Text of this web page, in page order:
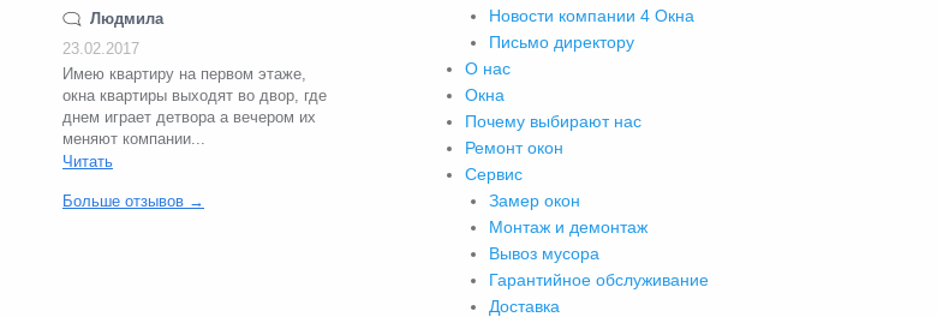
Людмила
23.02.2017
Имею квартиру на первом этаже,
окна квартиры выходят во двор, где
днем играет детвора а вечером их
меняют компании...
Читать
Больше отзывов →
Новости компании 4 Окна
Письмо директору
О нас
Окна
Почему выбирают нас
Ремонт окон
Сервис
Замер окон
Монтаж и демонтаж
Вывоз мусора
Гарантийное обслуживание
Доставка